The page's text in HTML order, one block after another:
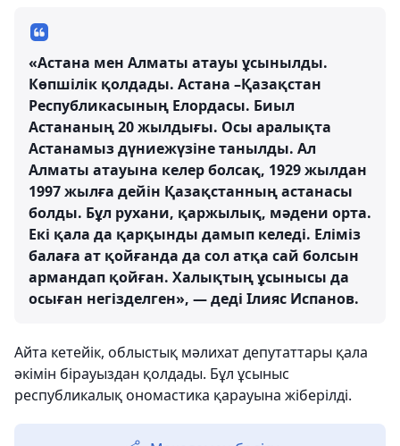
«Астана мен Алматы атауы ұсынылды.
Көпшілік қолдады. Астана –Қазақстан
Республикасының Елордасы. Биыл
Астананың 20 жылдығы. Осы аралықта
Астанамыз дүниежүзіне танылды. Ал
Алматы атауына келер болсақ, 1929 жылдан
1997 жылға дейін Қазақстанның астанасы
болды. Бұл рухани, қаржылық, мәдени орта.
Екі қала да қарқынды дамып келеді. Еліміз
балаға ат қойғанда да сол атқа сай болсын
армандап қойған. Халықтың ұсынысы да
осыған негізделген», — деді Ілияс Испанов.
Айта кетейік, облыстық мәлихат депутаттары қала
әкімін бірауыздан қолдады. Бұл ұсыныс
республикалық ономастика қарауына жіберілді.